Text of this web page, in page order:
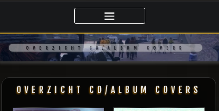
de
inhoudOVERZICHT CD/ALBUM COVERS
OVERZICHT CD/ALBUM COVERS